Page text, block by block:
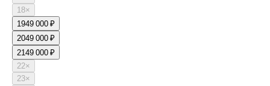
18×
1949 000 ₽
2049 000 ₽
2149 000 ₽
22×
23×